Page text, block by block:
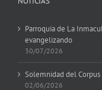
Parroquia de La
evangelizando
30/07/2026
Solemnidad del Corpus
02/06/2026